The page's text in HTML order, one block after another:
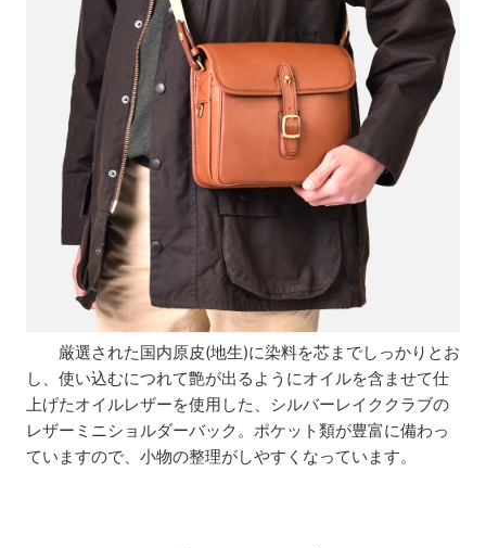
厳選された国内原皮(地生)に染料を芯までしっかりとお
し、使い込むにつれて艶が出るようにオイルを含ませて仕
上げたオイルレザーを使用した、シルバーレイククラブの
レザーミニショルダーバック。ポケット類が豊富に備わっ
ていますので、小物の整理がしやすくなっています。